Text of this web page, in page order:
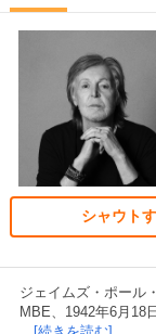
シャウト
ジェイムズ・ポール
MBE、1942年6月18